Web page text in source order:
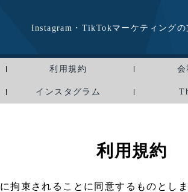
Instagram・TikTokマーケティングの
利用規約 会
インスタグラム
利用規約
拘束されることに同意するものとしま